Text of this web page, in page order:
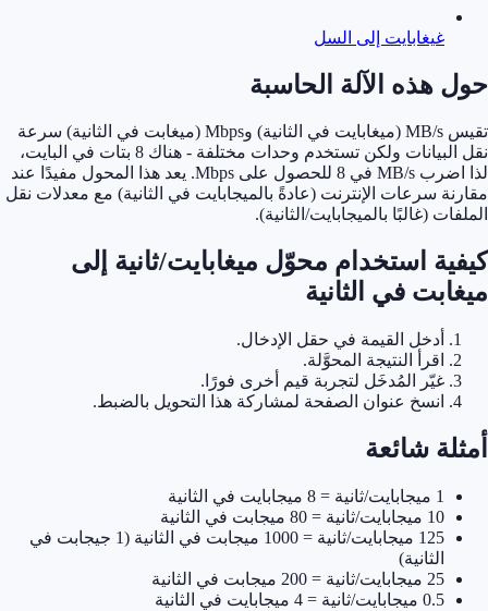
غيغابايت إلى السل
هذه الآلة الحاسبة
تقيس MB/s (ميغابايت في الثانية) وMbps (ميغابت في الثانية) سرعة
نقل البيانات ولكن تستخدم وحدات مختلفة - هناك 8 بتات في البايت،
لذا اضرب MB/s في 8 للحصول على Mbps. يعد هذا المحول مفيدًا عند
سرعات الإنترنت (عادةً بالميجابايت في الثانية) مع معدلات نقل
(غالبًا بالميجابايت/الثانية).
استخدام محوّل ميغابايت/ثانية إلى
في الثانية
أدخل القيمة في حقل الإدخال.
اقرأ النتيجة المحوَّلة.
غيّر المُدخَل لتجربة قيم أخرى فورًا.
انسخ عنوان الصفحة لمشاركة هذا التحويل بالضبط.
شائعة
10 ميجابايت/ثانية = 80 ميجابت في الثانية
125 ميجابايت/ثانية = 1000 ميجابت في الثانية (1 جيجابت في
الثانية)
25 ميجابايت/ثانية = 200 ميجابت في الثانية
0.5 ميجابايت/ثانية = 4 ميجابايت في الثانية